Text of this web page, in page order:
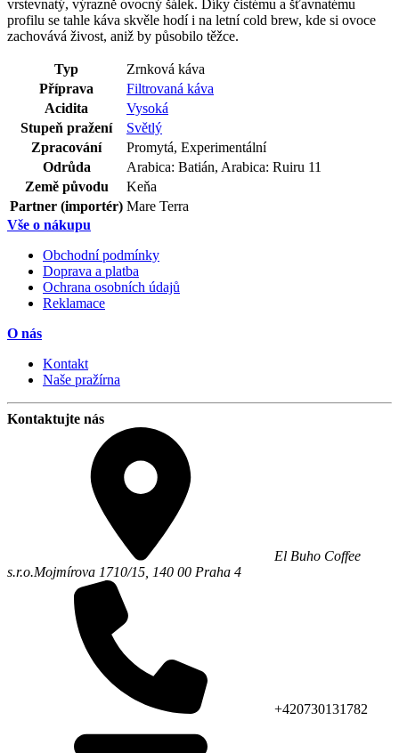
vrstevnatý, výrazně ovocný šálek. Díky čistému a šťavnatému
profilu se tahle káva skvěle hodí i na letní cold brew, kde si ovoce
zachovává živost, aniž by působilo těžce.
Typ
Zrnková káva
Příprava
Filtrovaná káva
Acidita
Vysoká
Stupeň pražení
Světlý
Zpracování
Promytá, Experimentální
Odrůda
Arabica: Batián, Arabica: Ruiru 11
Země původu
Keňa
Partner (importér) Mare Terra
Vše o nákupu
Obchodní podmínky
Doprava a platba
Ochrana osobních údajů
Reklamace
O nás
Kontakt
Naše pražírna
Kontaktujte nás
El Buho Coffee
s.r.o.Mojmírova 1710/15, 140 00 Praha 4
+420730131782